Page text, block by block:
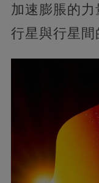
加速膨脹的
行星與行星間